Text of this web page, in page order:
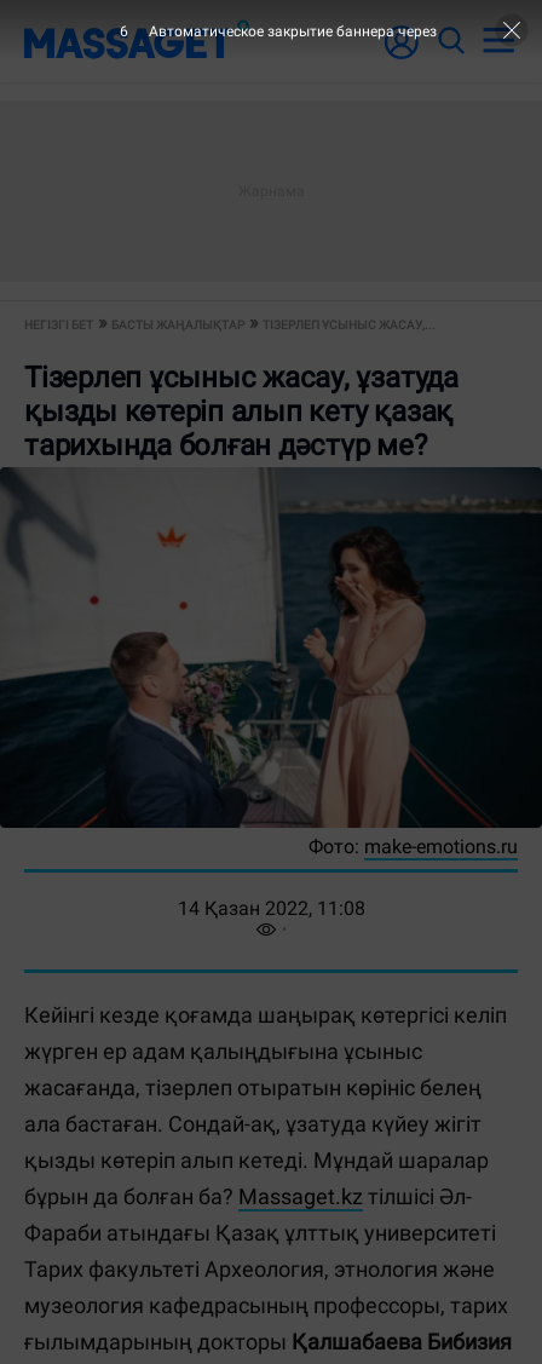
НЕГІЗГІ БЕТ БАСТЫ ЖАҢАЛЫҚТАР ТІЗЕРЛЕП ҰСЫНЫС ЖАСАУ,...
Тізерлеп ұсыныс жасау, ұзатуда
қызды көтеріп алып кету қазақ
тарихында болған дәстүр ме?
Фото: make-emotions.ru
14 Қазан 2022, 11:08
Кейінгі кезде қоғамда шаңырақ көтергісі келіп
жүрген ер адам қалыңдығына ұсыныс
жасағанда, тізерлеп отыратын көрініс белең
ала бастаған. Сондай-ақ, ұзатуда күйеу жігіт
қызды көтеріп алып кетеді. Мұндай шаралар
бұрын да болған ба? Massaget.kz тілшісі Әл-
Фараби атындағы Қазақ ұлттық университеті
Тарих факультеті Археология, этнология және
музеология кафедрасының профессоры, тарих
ғылымдарының докторы Қалшабаева Бибизия
5 Автоматическое закрытие баннера через